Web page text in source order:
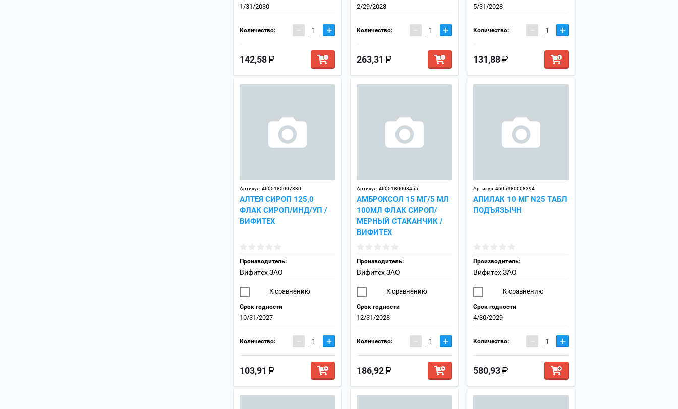
1/31/2030
Количество: − +
142,58
2/29/2028
Количество: − +
263,31
5/31/2028
Количество: − +
131,88
Артикул:4605180007830
АЛТЕЯ СИРОП 125,0
ФЛАК СИРОП/ИНД/УП /
ВИФИТЕХ
Производитель:
Вифитех ЗАО
К сравнению
Срок годности
10/31/2027
Количество: − +
103,91
Артикул:4605180008455
АМБРОКСОЛ 15 МГ/5 МЛ
100МЛ ФЛАК СИРОП/
МЕРНЫЙ СТАКАНЧИК /
ВИФИТЕХ
Производитель:
Вифитех ЗАО
К сравнению
Срок годности
12/31/2028
Количество: − +
186,92
Артикул:4605180008394
АПИЛАК 10 МГ N25 ТАБЛ
ПОДЪЯЗЫЧН
Производитель:
Вифитех ЗАО
К сравнению
Срок годности
4/30/2029
Количество: − +
580,93